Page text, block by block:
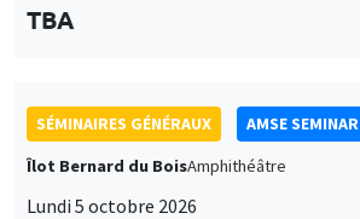
TBA
SÉMINAIRES GÉNÉRAUX
AMSE SEMINAR
Îlot Bernard du BoisAmphithéâtre
Lundi 5 octobre 2026